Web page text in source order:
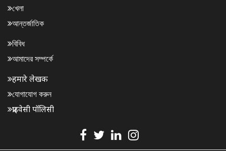
খেলা
আন্তর্জাতিক
বিবিধ
আমাদের সম্পর্কে
हमारे लेखक
যোগাযোগ করুন
प्राइवेसी पॉलिसी